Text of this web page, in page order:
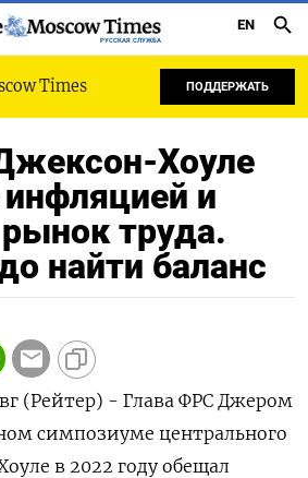
РУССКАЯ СЛУЖБА
EN
Times ПОДДЕРЖАТЬ
Хоуле
и
труда.
найти баланс
(Рейтер) - Глава ФРС Джером
симпозиуме центрального
в 2022 году обещал